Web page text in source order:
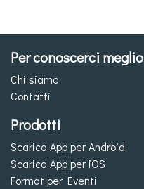
Per conoscerci meglio
Chi siamo
Contatti
Prodotti
Scarica App per Android
Scarica App per iOS
Format per Eventi